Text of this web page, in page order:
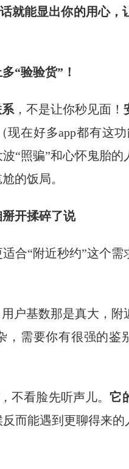
就能显出你的用心，
“验验货”！
，不是让你秒见面！
现在好多app都有这
“照骗”和心怀鬼胎
的饭局。
开揉碎了说
合“附近秒约”这个
用户基数那是真大，
，需要你有很强的
不看脸先听声儿。它
反而能遇到更聊得来